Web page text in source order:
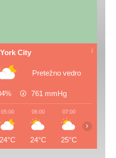
City
Pretežno vedro
761 mmHg
05:00
24°C
06:00
24°C
07:00
25°C
›